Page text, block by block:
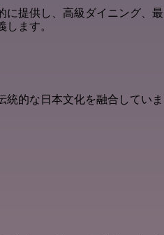
に提供し、高級ダイニング、最
ます。
的な日本文化を融合していま